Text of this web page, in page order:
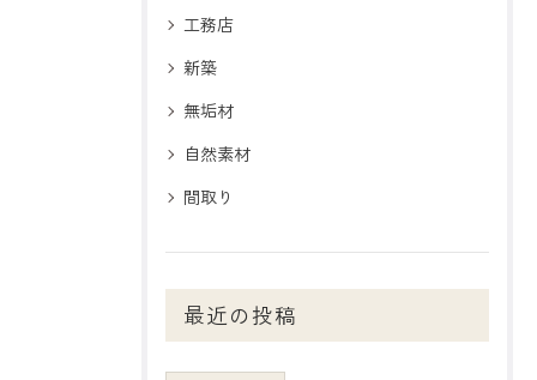
工務店
新築
無垢材
自然素材
間取り
最近の投稿